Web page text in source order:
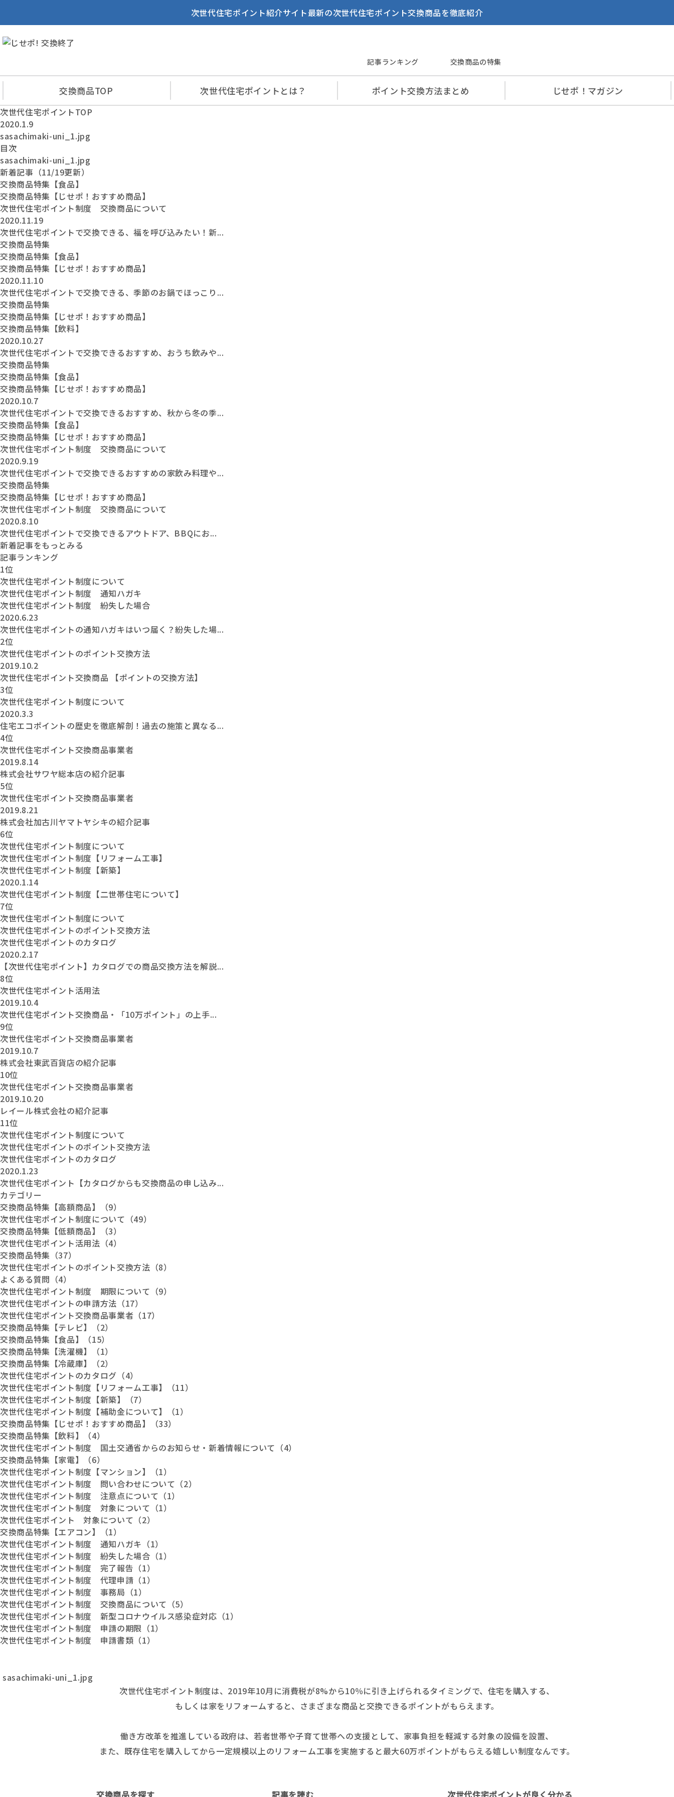
次世代住宅ポイント紹介サイト最新の次世代住宅ポイント交換商品を徹底紹介
記事ランキング 交換商品の特集
交換商品TOP 次世代住宅ポイントとは？ ポイント交換方法まとめ じせポ！ マガジン
次世代住宅ポイントTOP
2020.1.9
sasachimaki-uni_1.jpg
目次
sasachimaki-uni_1.jpg
新着記事（11/19更新）
交換商品特集【食品】
交換商品特集【じせポ！おすすめ商品】
次世代住宅ポイント制度 交換商品について
2020.11.19
次世代住宅ポイントで交換できる、福を呼び込みたい！新...
交換商品特集
交換商品特集【食品】
交換商品特集【じせポ！おすすめ商品】
2020.11.10
次世代住宅ポイントで交換できる、季節のお鍋でほっこり...
交換商品特集
交換商品特集【じせポ！おすすめ商品】
交換商品特集【飲料】
2020.10.27
次世代住宅ポイントで交換できるおすすめ、おうち飲みや...
交換商品特集
交換商品特集【食品】
交換商品特集【じせポ！おすすめ商品】
2020.10.7
次世代住宅ポイントで交換できるおすすめ、秋から冬の季...
交換商品特集【食品】
交換商品特集【じせポ！おすすめ商品】
次世代住宅ポイント制度 交換商品について
2020.9.19
次世代住宅ポイントで交換できるおすすめの家飲み料理や...
交換商品特集
交換商品特集【じせポ！おすすめ商品】
次世代住宅ポイント制度 交換商品について
2020.8.10
次世代住宅ポイントで交換できるアウトドア、BBQにお...
新着記事をもっとみる
記事ランキング
1位
次世代住宅ポイント制度について
次世代住宅ポイント制度 通知ハガキ
次世代住宅ポイント制度 紛失した場合
2020.6.23
次世代住宅ポイントの通知ハガキはいつ届く？紛失した場...
2位
次世代住宅ポイントのポイント交換方法
2019.10.2
次世代住宅ポイント交換商品 【ポイントの交換方法】
3位
次世代住宅ポイント制度について
2020.3.3
住宅エコポイントの歴史を徹底解剖！過去の施策と異なる...
4位
次世代住宅ポイント交換商品事業者
2019.8.14
株式会社サワヤ総本店の紹介記事
5位
次世代住宅ポイント交換商品事業者
2019.8.21
株式会社加古川ヤマトヤシキの紹介記事
6位
次世代住宅ポイント制度について
次世代住宅ポイント制度【リフォーム工事】
次世代住宅ポイント制度【新築】
2020.1.14
次世代住宅ポイント制度【二世帯住宅について】
7位
次世代住宅ポイント制度について
次世代住宅ポイントのポイント交換方法
次世代住宅ポイントのカタログ
2020.2.17
【次世代住宅ポイント】カタログでの商品交換方法を解説...
8位
次世代住宅ポイント活用法
2019.10.4
次世代住宅ポイント交換商品・「10万ポイント」の上手...
9位
次世代住宅ポイント交換商品事業者
2019.10.7
株式会社東武百貨店の紹介記事
10位
次世代住宅ポイント交換商品事業者
2019.10.20
レイール株式会社の紹介記事
11位
次世代住宅ポイント制度について
次世代住宅ポイントのポイント交換方法
次世代住宅ポイントのカタログ
2020.1.23
次世代住宅ポイント【カタログからも交換商品の申し込み...
カテゴリー
交換商品特集【高額商品】（9）
次世代住宅ポイント制度について（49）
交換商品特集【低額商品】（3）
次世代住宅ポイント活用法（4）
交換商品特集（37）
次世代住宅ポイントのポイント交換方法（8）
よくある質問（4）
次世代住宅ポイント制度 期限について（9）
次世代住宅ポイントの申請方法（17）
次世代住宅ポイント交換商品事業者（17）
交換商品特集【テレビ】（2）
交換商品特集【食品】（15）
交換商品特集【洗濯機】（1）
交換商品特集【冷蔵庫】（2）
次世代住宅ポイントのカタログ（4）
次世代住宅ポイント制度【リフォーム工事】（11）
次世代住宅ポイント制度【新築】（7）
次世代住宅ポイント制度【補助金について】（1）
交換商品特集【じせポ！おすすめ商品】（33）
交換商品特集【飲料】（4）
次世代住宅ポイント制度 国土交通省からのお知らせ・新着情報について（4）
交換商品特集【家電】（6）
次世代住宅ポイント制度【マンション】（1）
次世代住宅ポイント制度 問い合わせについて（2）
次世代住宅ポイント制度 注意点について（1）
次世代住宅ポイント制度 対象について（1）
次世代住宅ポイント 対象について（2）
交換商品特集【エアコン】（1）
次世代住宅ポイント制度 通知ハガキ（1）
次世代住宅ポイント制度 紛失した場合（1）
次世代住宅ポイント制度 完了報告（1）
次世代住宅ポイント制度 代理申請（1）
次世代住宅ポイント制度 事務局（1）
次世代住宅ポイント制度 交換商品について（5）
次世代住宅ポイント制度 新型コロナウイルス感染症対応（1）
次世代住宅ポイント制度 申請の期限（1）
次世代住宅ポイント制度 申請書類（1）
sasachimaki-uni_1.jpg
次世代住宅ポイント制度は、2019年10月に消費税が8%から10％に引き上げられるタイミングで、住宅を購入する、
もしくは家をリフォームすると、さまざまな商品と交換できるポイントがもらえます。
働き方改革を推進している政府は、若者世帯や子育て世帯への支援として、家事負担を軽減する対象の設備を設置、
また、既存住宅を購入してから一定規模以上のリフォーム工事を実施すると最大60万ポイントがもらえる嬉しい制度なんです。
交換商品を探す 記事を読む 次世代住宅ポイントが良く分かる